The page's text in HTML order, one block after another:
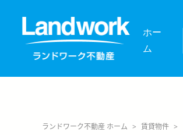
ホー
ム
ランドワーク不動産 ホーム > 賃貸物件 >